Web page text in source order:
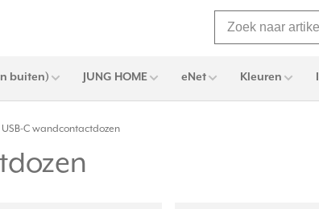
buiten) JUNG HOME eNet Kleuren
USB-C wandcontactdozen